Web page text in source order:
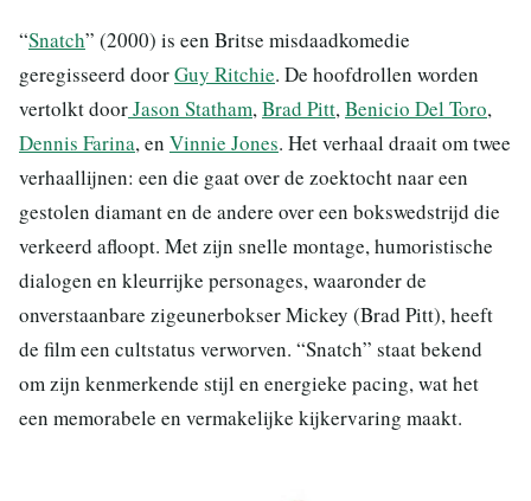
“Snatch” (2000) is een Britse misdaadkomedie
geregisseerd doorGuy Ritchie. De hoofdrollen worden
vertolkt doorJason Statham, Brad Pitt, Benicio Del Toro,
Dennis Farina, en Vinnie Jones. Het verhaal draait om twee
verhaallijnen: een die gaat over de zoektocht naar een
gestolen diamant en de andere over een bokswedstrijd die
verkeerd afloopt. Met zijn snelle montage, humoristische
dialogen en kleurrijke personages, waaronder de
onverstaanbare zigeunerbokser Mickey (Brad Pitt), heeft
de film een cultstatus verworven. “Snatch” staat bekend
om zijn kenmerkende stijl en energieke pacing, wat het
een memorabele en vermakelijke kijkervaring maakt.